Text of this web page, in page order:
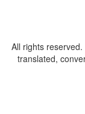
All rights
translated,